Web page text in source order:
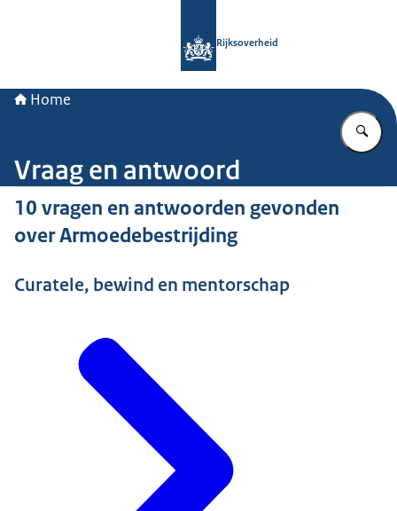
Rijksoverheid
Home
Vraag en antwoord
10 vragen en antwoorden gevonden
over Armoedebestrijding
Curatele, bewind en mentorschap